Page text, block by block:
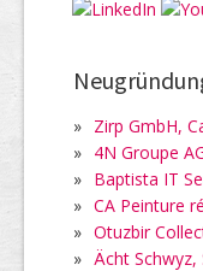
» Zirp GmbH,
» 4N Groupe
» Baptista IT
» CA Peinture
» Otuzbir
» Ächt Schwyz,